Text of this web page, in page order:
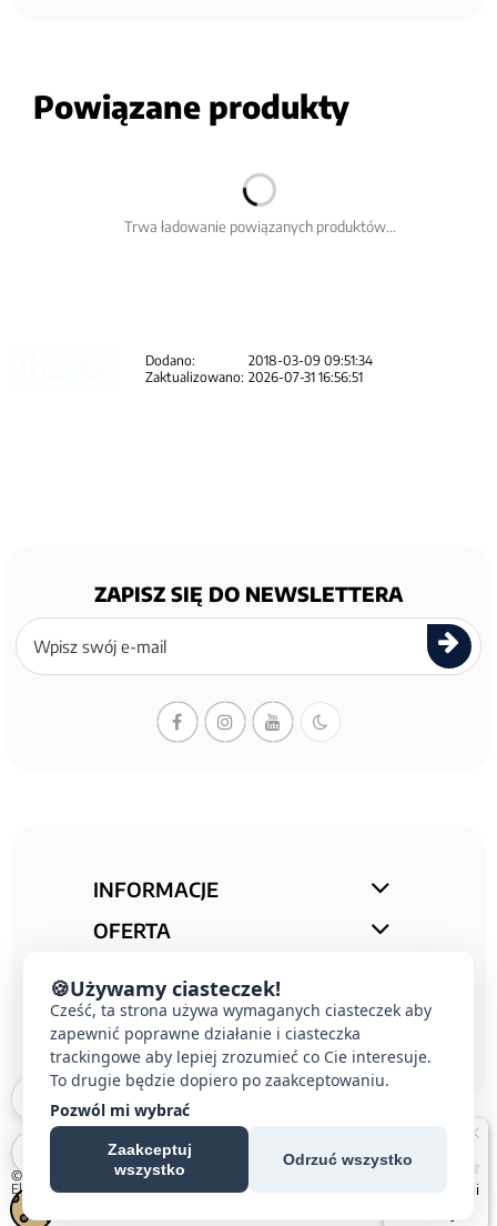
Powiązane produkty
Trwa ładowanie powiązanych produktów...
Dodano:
2018-03-09 09:51:34
Zaktualizowano: 2026-07-31 16:56:51
ZAPISZ SIĘ DO NEWSLETTERA
Zapisz
się
newslettera
INFORMACJE
OFERTA
KONTAKT
© 2026 E-DOMUS |Kontakt Simon
Electric|Wideodomofon EURA| All rights reserved
🍪Używamy ciasteczek!
Cześć, ta strona używa wymaganych ciasteczek aby
zapewnić poprawne działanie i ciasteczka
trackingowe aby lepiej zrozumieć co Cie interesuje.
To drugie będzie dopiero po zaakceptowaniu.
Pozwól mi wybrać
Zaakceptuj
wszystko
Odrzuć wszystko